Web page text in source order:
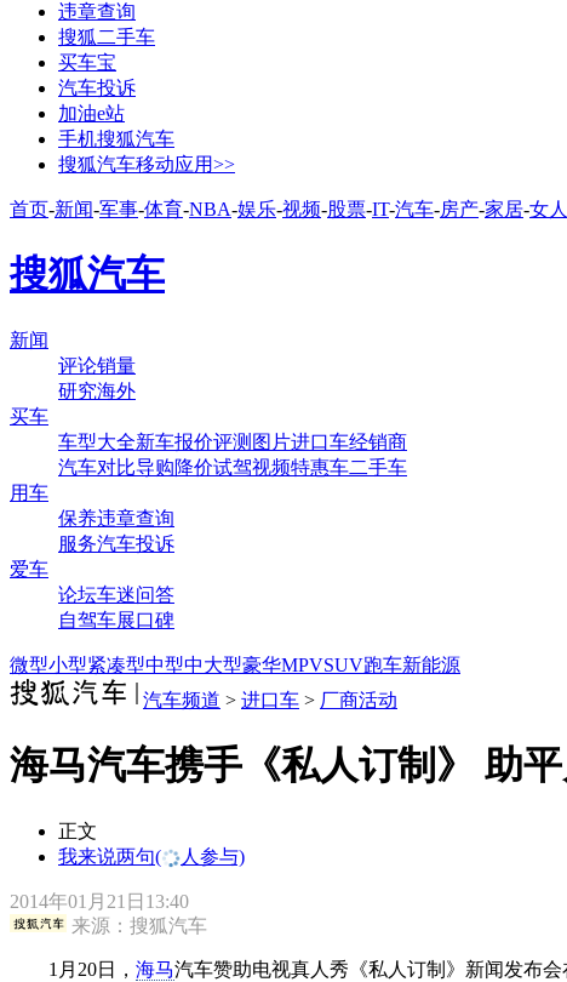
违章查询
搜狐二手车
买车宝
汽车投诉
加油e站
手机搜狐汽车
搜狐汽车移动应用>>
首页-新闻-军事-体育-NBA-娱乐-视频-股票-IT-汽车-房产-家居-女人
搜狐汽车
新闻
评论销量
研究海外
买车
车型大全新车报价评测 图片进口车经销商
汽车对比导购降价试驾视频特惠车二手车
用车
保养违章查询
服务汽车投诉
爱车
论坛车迷问答
自驾车展口碑
微型小型紧凑型中型中大型豪华MPVSUV跑车新能源
汽车频道 > 进口车 > 厂商活动
海马汽车携手《私人订制》 助
正文
我来说两句( 人参与)
2014年01月21日13:40
来源： 搜狐汽车
1月20日， 海马汽车赞助电视真人秀《私人订制》新闻发布